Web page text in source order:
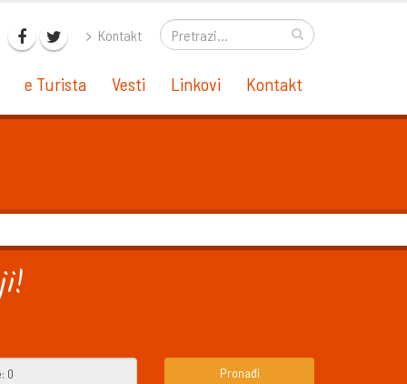
Kontakt
e Turista Vesti Linkovi Kontakt
Pronađi